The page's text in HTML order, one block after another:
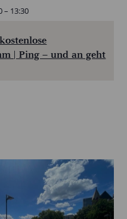
| Ping – und an geht
– 13:30